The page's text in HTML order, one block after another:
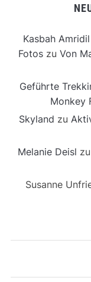
Kasbah
Fotoszu Von
Geführte
Monkey
Skyland zu
Melanie Deisl zu
Susanne